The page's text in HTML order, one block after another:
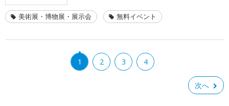
美術展・博物展・展示会 無料イベント
1 2 3 4
次へ